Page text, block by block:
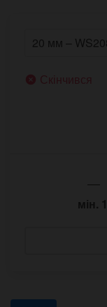
Скінчився
мін. 1